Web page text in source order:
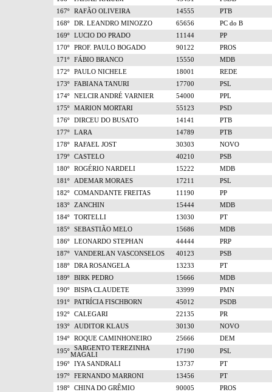
167º
RAFÃO OLIVEIRA 14555
PTB
168º
DR. LEANDRO MINOZZO 65656
PC do B
169º
LUCIO DO PRADO 11144
PP
170º
PROF. PAULO BOGADO 90122
PROS
171º
FÁBIO BRANCO 15550
MDB
172º
PAULO NICHELE 18001
REDE
173º
FABIANA TANURI 17700
PSL
174º
NELCIR ANDRÉ VARNIER 54000
PPL
175º
MARION MORTARI 55123
PSD
176º
DIRCEU DO BUSATO 14141
PTB
177º
LARA 14789
PTB
178º
RAFAEL JOST 30303
NOVO
179º
CASTELO 40210
PSB
180º
ROGÉRIO NARDELI 15222
MDB
181º
ADEMAR MORAES 17211
PSL
182º
COMANDANTE FREITAS 11190
PP
183º
ZANCHIN 15444
MDB
184º
TORTELLI 13030
PT
185º
SEBASTIÃO MELO 15686
MDB
186º
LEONARDO STEPHAN 44444
PRP
187º
VANDERLAN VASCONSELOS 40123
PSB
188º
DRA ROSANGELA 13233
PT
189º
BIRK PEDRO 15666
MDB
190º
BISPA CLAUDETE 33999
PMN
191º
PATRÍCIA FISCHBORN 45012
PSDB
192º
CALEGARI 22135
PR
193º
AUDITOR KLAUS 30130
NOVO
194º
ROQUE CAMINHONEIRO 25666
DEM
195º
SARGENTO TEREZINHA
MAGALI
17190
PSL
196º
IYA SANDRALI 13737
PT
197º
FERNANDO MARRONI 13456
PT
198º
CHINA DO GRÊMIO 90005
PROS